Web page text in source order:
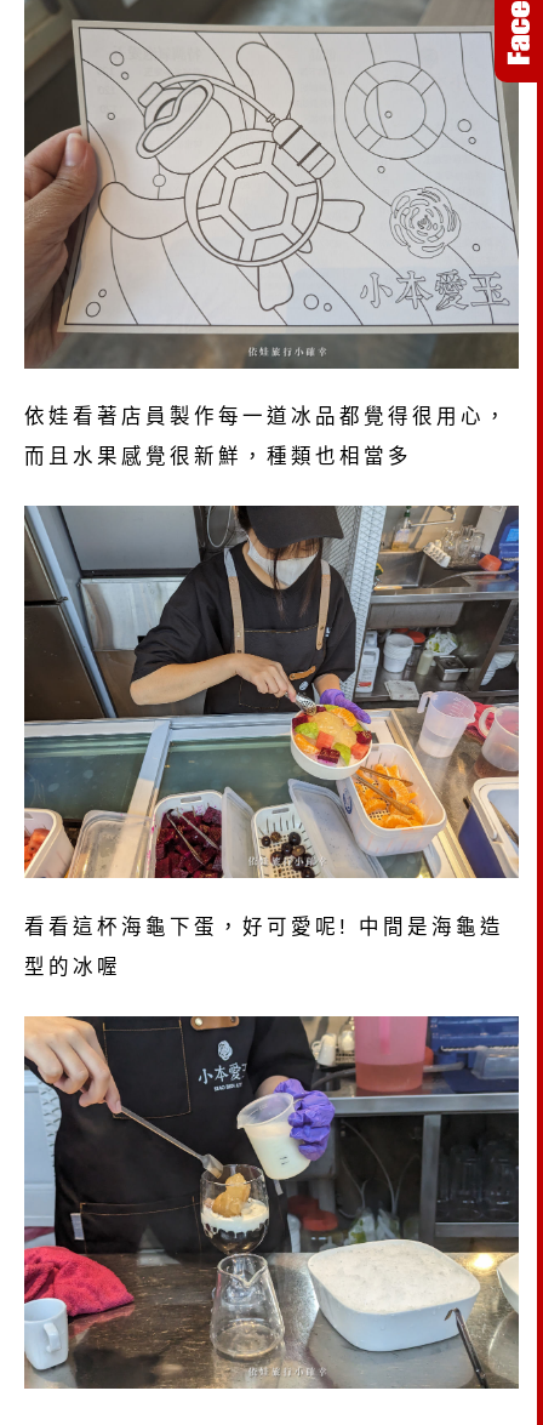
依娃看著店員製作每一道冰品都覺得很用心，
而且水果感覺很新鮮，種類也相當多
看看這杯海龜下蛋，好可愛呢! 中間是海龜造
型的冰喔